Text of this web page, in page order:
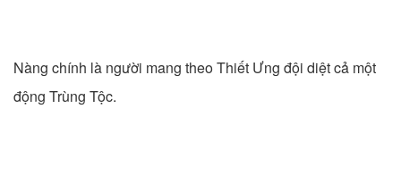
Nàng chính là người mang theo Thiết Ưng đội diệt cả một
động Trùng Tộc.